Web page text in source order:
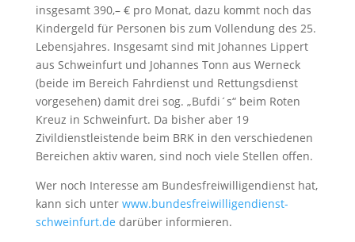
insgesamt 390,– € pro Monat, dazu kommt noch das
Kindergeld für Personen bis zum Vollendung des 25.
Lebensjahres. Insgesamt sind mit Johannes Lippert
aus Schweinfurt und Johannes Tonn aus Werneck
(beide im Bereich Fahrdienst und Rettungsdienst
vorgesehen) damit drei sog. „Bufdi´s“ beim Roten
Kreuz in Schweinfurt. Da bisher aber 19
Zivildienstleistende beim BRK in den verschiedenen
Bereichen aktiv waren, sind noch viele Stellen offen.
Wer noch Interesse am Bundesfreiwilligendienst hat,
kann sich unter www.bundesfreiwilligendienst-
schweinfurt.de darüber informieren.